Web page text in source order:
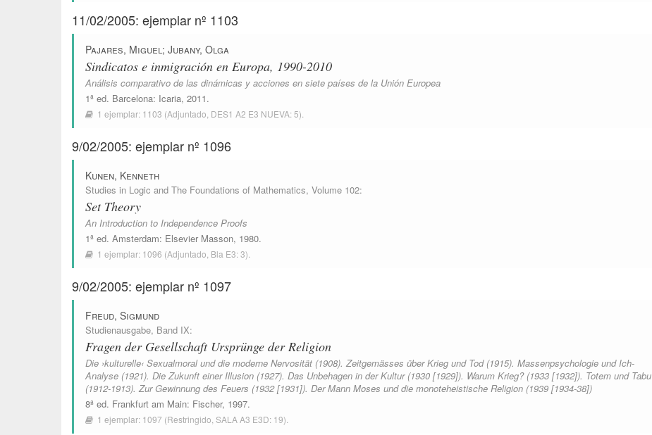
11/02/2005: ejemplar nº 1103
Pajares, Miguel; Jubany, Olga
Sindicatos e inmigración en Europa, 1990-2010
Análisis comparativo de las dinámicas y acciones en siete países de la Unión Europea
1ª ed. Barcelona: Icaria, 2011.
1 ejemplar: 1103 (Adjuntado, DES1 A2 E3 NUEVA: 5).
9/02/2005: ejemplar nº 1096
Kunen, Kenneth
Studies in Logic and The Foundations of Mathematics, Volume 102:
Set Theory
An Introduction to Independence Proofs
1ª ed. Amsterdam: Elsevier Masson, 1980.
1 ejemplar: 1096 (Adjuntado, Bla E3: 3).
9/02/2005: ejemplar nº 1097
Freud, Sigmund
Studienausgabe, Band IX:
Fragen der Gesellschaft Ursprünge der Religion
Die ›kulturelle‹ Sexualmoral und die moderne Nervosität (1908). Zeitgemässes über Krieg und Tod (1915). Massenpsychologie und Ich-
Analyse (1921). Die Zukunft einer Illusion (1927). Das Unbehagen in der Kultur (1930 [1929]). Warum Krieg? (1933 [1932]). Totem und Tabu
(1912-1913). Zur Gewinnung des Feuers (1932 [1931]). Der Mann Moses und die monoteheistische Religion (1939 [1934-38])
8ª ed. Frankfurt am Main: Fischer, 1997.
1 ejemplar: 1097 (Restringido, SALA A3 E3D: 19).